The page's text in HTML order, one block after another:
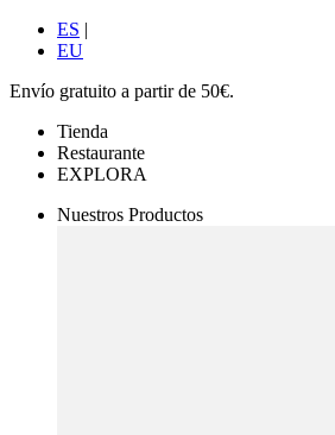
ES |
EU
Envío gratuito a partir de 50€.
Tienda
Restaurante
EXPLORA
Nuestros Productos